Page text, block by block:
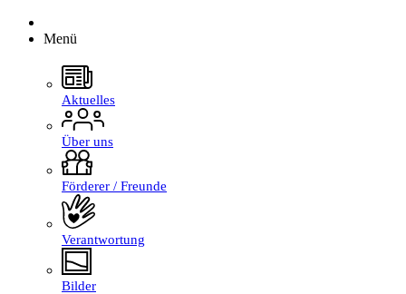
Menü
Aktuelles
Über uns
Förderer / Freunde
Verantwortung
Bilder